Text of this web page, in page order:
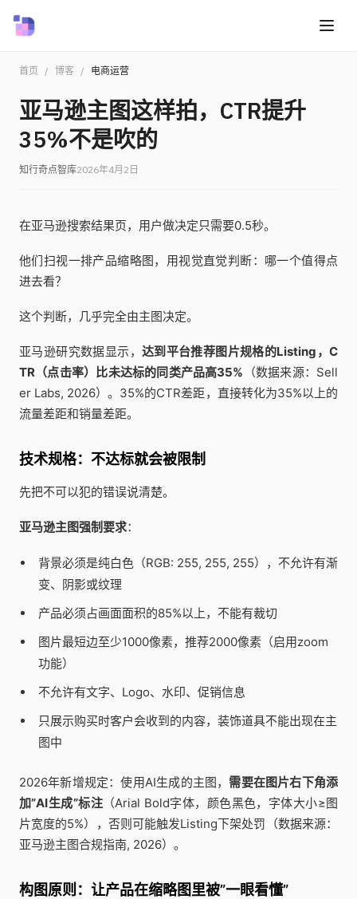
首页 / 博客 / 电商运营
亚马逊主图这样拍，CTR提升
35%不是吹的
知行奇点智库2026年4月2日
在亚马逊搜索结果页，用户做决定只需要0.5秒。
他们扫视一排产品缩略图，用视觉直觉判断：哪一个值得点
进去看？
这个判断，几乎完全由主图决定。
亚马逊研究数据显示， 达到平台推荐图片规格的Listing，C
TR（点击率）比未达标的同类产品高35% （数据来源：Sell
er Labs, 2026）。35%的CTR差距，直接转化为35%以上的
流量差距和销量差距。
技术规格：不达标就会被限制
先把不可以犯的错误说清楚。
亚马逊主图强制要求：
背景必须是纯白色（RGB: 255, 255, 255），不允许有渐
变、阴影或纹理
产品必须占画面面积的85%以上，不能有裁切
图片最短边至少1000像素，推荐2000像素（启用zoom
功能）
不允许有文字、Logo、水印、促销信息
只展示购买时客户会收到的内容，装饰道具不能出现在主
图中
2026年新增规定：使用AI生成的主图， 需要在图片右下角添
加”AI生成”标注 （Arial Bold字体，颜色黑色，字体大小≥图
片宽度的5%），否则可能触发Listing下架处罚（数据来源：
亚马逊主图合规指南, 2026）。
构图原则：让产品在缩略图里被”一眼看懂”